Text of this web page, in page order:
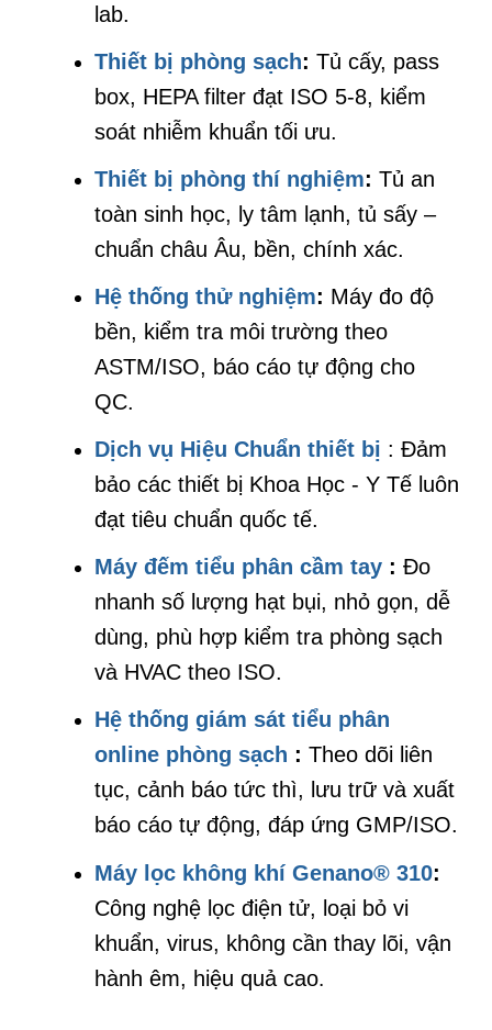
lab.
Thiết bị phòng sạch: Tủ cấy, pass
box, HEPA filter đạt ISO 5-8, kiểm
soát nhiễm khuẩn tối ưu.
Thiết bị phòng thí nghiệm: Tủ an
toàn sinh học, ly tâm lạnh, tủ sấy –
chuẩn châu Âu, bền, chính xác.
Hệ thống thử nghiệm: Máy đo độ
bền, kiểm tra môi trường theo
ASTM/ISO, báo cáo tự động cho
QC.
Dịch vụ Hiệu Chuẩn thiết bị : Đảm
bảo các thiết bị Khoa Học - Y Tế luôn
đạt tiêu chuẩn quốc tế.
Máy đếm tiểu phân cầm tay: Đo
nhanh số lượng hạt bụi, nhỏ gọn, dễ
dùng, phù hợp kiểm tra phòng sạch
và HVAC theo ISO.
Hệ thống giám sát tiểu phân
online phòng sạch : Theo dõi liên
tục, cảnh báo tức thì, lưu trữ và xuất
báo cáo tự động, đáp ứng GMP/ISO.
Máy lọc không khí Genano® 310:
Công nghệ lọc điện tử, loại bỏ vi
khuẩn, virus, không cần thay lõi, vận
hành êm, hiệu quả cao.